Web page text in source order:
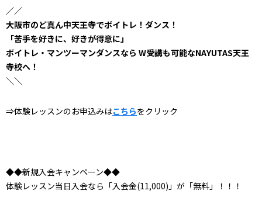
／／
大阪市のど真ん中天王寺でボイトレ！ダンス！
「苦手を好きに、好きが得意に」
ボイトレ・マンツーマンダンスなら W受講も可能なNAYUTAS天王
寺校へ！
＼＼
⇒体験レッスンのお申込みはこちらをクリック
◆◆新規入会キャンペーン◆◆
体験レッスン当日入会なら「入会金(11,000)」が「無料」！！！